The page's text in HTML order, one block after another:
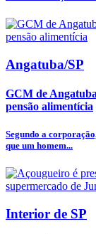
Angatuba/SP
GCM de
pensão alimentícia
Segundo a
que um homem...
Interior de SP